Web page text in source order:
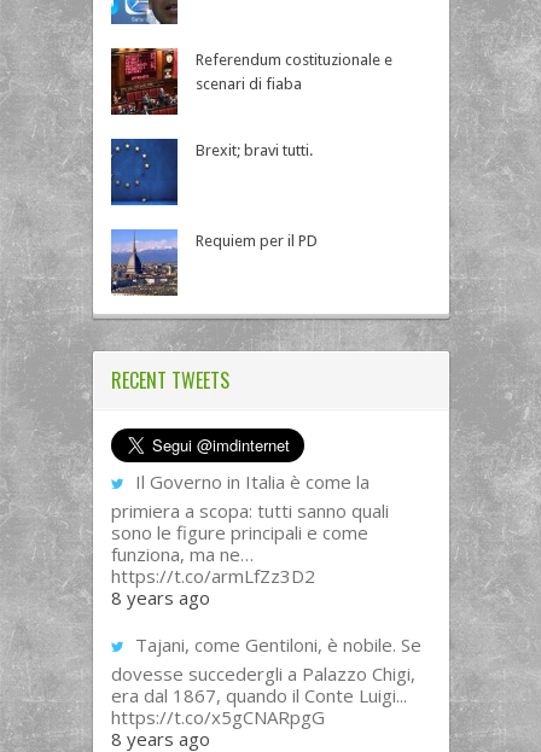
Referendum costituzionale e
scenari di fiaba
Brexit; bravi tutti.
Requiem per il PD
RECENT TWEETS
Il Governo in Italia è come la
primiera a scopa: tutti sanno quali
sono le figure principali e come
funziona, ma ne…
https://t.co/armLfZz3D2
8 years ago
Tajani, come Gentiloni, è nobile. Se
dovesse succedergli a Palazzo Chigi,
era dal 1867, quando il Conte Luigi...
https://t.co/x5gCNARpgG
8 years ago